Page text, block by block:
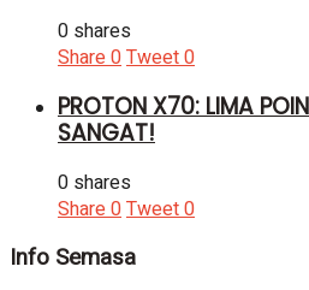
0 shares
Share0Tweet0
PROTON X70: LIMA
SANGAT!
0 shares
Share0Tweet0
Info Semasa